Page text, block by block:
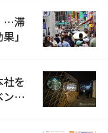
…滞
」
を
ト